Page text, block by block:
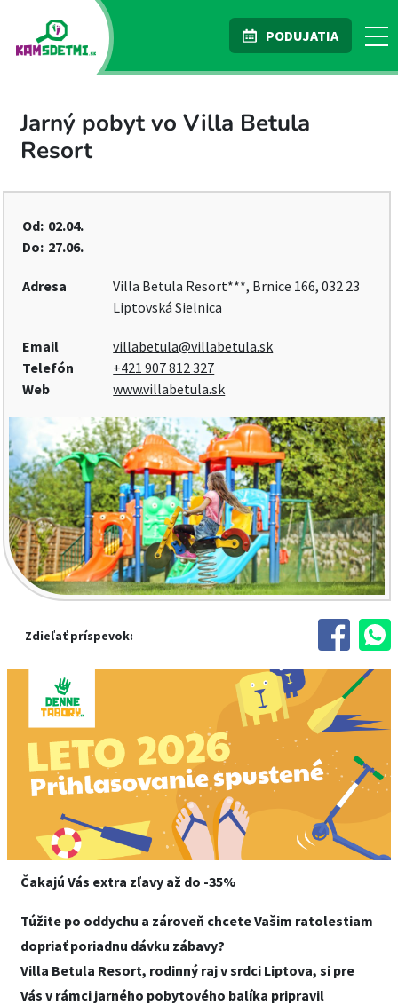
PODUJATIA
Jarný pobyt vo Villa Betula
Resort
Od: 02.04.
Do: 27.06.
Adresa
Villa Betula Resort***, Brnice 166, 032 23
Liptovská Sielnica
Email
villabetula@villabetula.sk
Telefón
+421 907 812 327
Web
www.villabetula.sk
Zdieľať príspevok:
Čakajú Vás extra zľavy až do -35%
Túžite po oddychu a zároveň chcete Vašim ratolestiam
dopriať poriadnu dávku zábavy?
Villa Betula Resort, rodinný raj v srdci Liptova, si pre
Vás v rámci jarného pobytového balíka pripravil